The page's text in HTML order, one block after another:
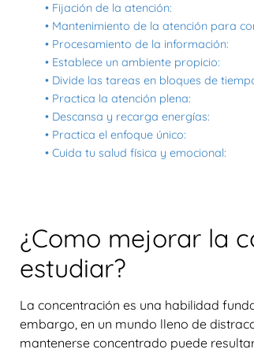
• Fijación de la atención:
• Mantenimiento de la atención para
• Procesamiento de la información:
• Establece un ambiente propicio:
• Divide las tareas en bloques de
• Practica la atención plena:
• Descansa y recarga energías:
• Practica el enfoque único:
• Cuida tu salud física y emocional:
¿Como mejorar la
estudiar?
La concentración es una habilidad
embargo, en un mundo lleno de
mantenerse concentrado puede